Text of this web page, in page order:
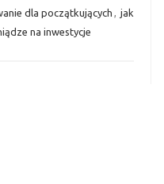
dla początkujących , jak
na inwestycje